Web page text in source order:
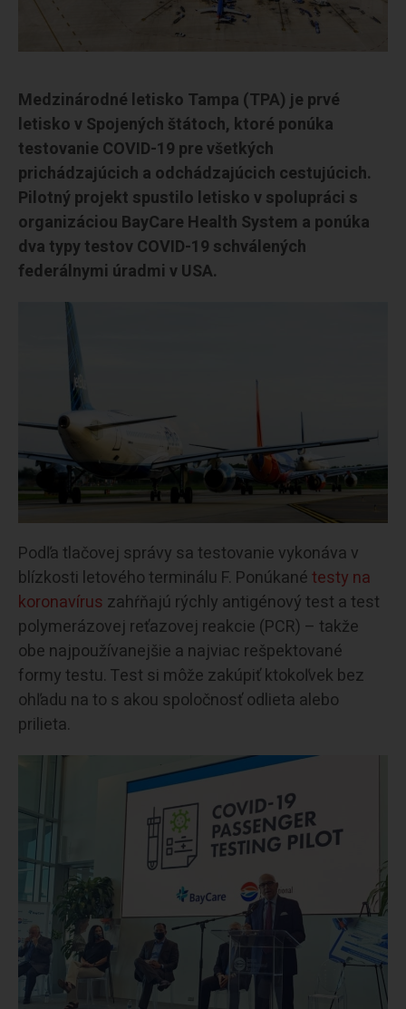
Medzinárodné letisko Tampa (TPA) je prvé
letisko v Spojených štátoch, ktoré ponúka
testovanie COVID-19 pre všetkých
prichádzajúcich a odchádzajúcich cestujúcich.
Pilotný projekt spustilo letisko v spolupráci s
organizáciou BayCare Health System a ponúka
dva typy testov COVID-19 schválených
federálnymi úradmi v USA.
Podľa tlačovej správy sa testovanie vykonáva v
blízkosti letového terminálu F. Ponúkanétesty na
koronavírus zahŕňajú rýchly antigénový test a test
polymerázovej reťazovej reakcie (PCR) – takže
obe najpoužívanejšie a najviac rešpektované
formy testu. Test si môže zakúpiť ktokoľvek bez
ohľadu na to s akou spoločnosť odlieta alebo
prilieta.